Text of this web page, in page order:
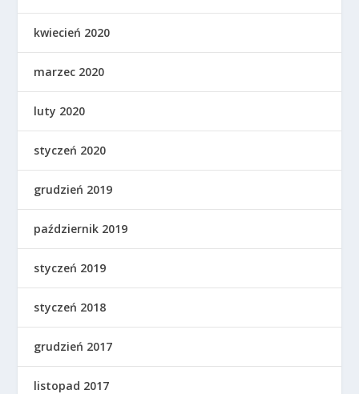
kwiecień 2020
marzec 2020
luty 2020
styczeń 2020
grudzień 2019
październik 2019
styczeń 2019
styczeń 2018
grudzień 2017
listopad 2017